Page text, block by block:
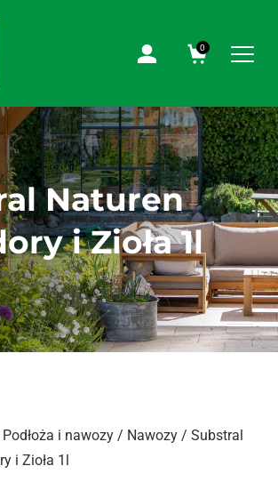
0
Naturen
i Zioła 1l
Podłoża i nawozy / Nawozy / Substral
i Zioła 1l